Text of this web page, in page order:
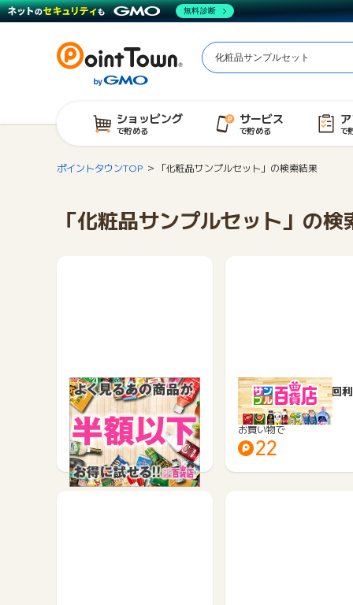
ショッピング
で貯める
サービス
で貯める で
ポイントタウンTOP 「化粧品サンプルセット」の検索結果
「化粧品サンプルセット」の検
サンプル百貨店(ちょっプ
ル)
お買い物で
0.5%
サンプル百貨店(初回
お買い物で
22
無料診断